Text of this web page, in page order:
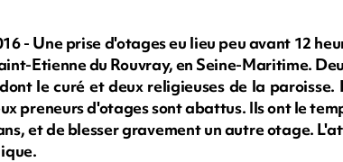
- Une prise d'otages eu lieu peu avant 12
Etienne du Rouvray, en Seine-Maritime.
le curé et deux religieuses de la paroisse.
preneurs d'otages sont abattus. Ils ont le
et de blesser gravement un autre otage.